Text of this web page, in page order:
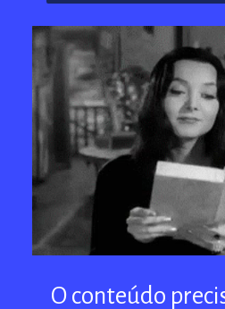
O conteúdo
O conteúdo